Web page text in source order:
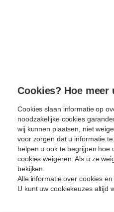
gemeente of een straat in.
in de dichtste omgeving en
openingsuren,
voor mensen met beperkte
met stembegeleiding, toegang tot
Cookies? Hoe
Cookies slaan informatie op
noodzakelijke cookies
wij kunnen plaatsen, niet
voor zorgen dat u informatie
helpen u ook te begrijpen hoe
cookies weigeren. Als u ze
bekijken.
Alle informatie over cookies en
U kunt uw cookiekeuzes altijd